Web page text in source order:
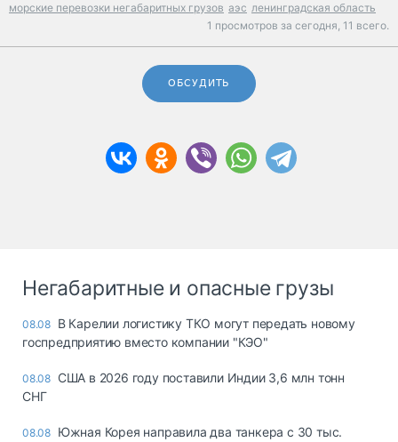
морские перевозки негабаритных грузов аэс ленинградская область
1 просмотров за сегодня, 11 всего.
ОБСУДИТЬ
Негабаритные и опасные грузы
08.08 В Карелии логистику ТКО могут передать новому
госпредприятию вместо компании "КЭО"
08.08 США в 2026 году поставили Индии 3,6 млн тонн
СНГ
08.08 Южная Корея направила два танкера с 30 тыс.